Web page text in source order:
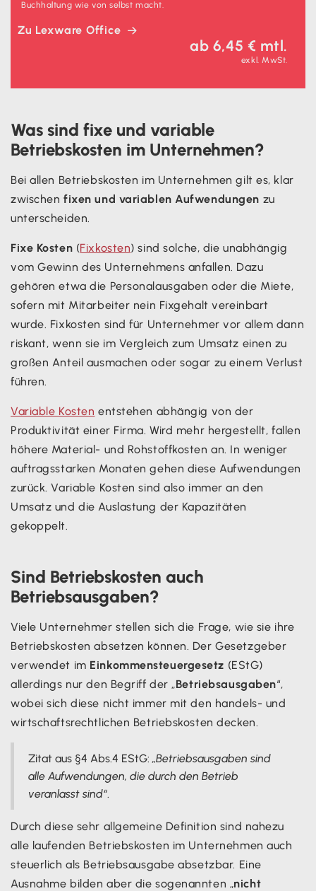
Buchhaltung wie von selbst macht.
Zu Lexware Office
ab 6,45 € mtl.
exkl. MwSt.
Was sind fixe und variable
Betriebskosten im Unternehmen?
Bei allen Betriebskosten im Unternehmen gilt es, klar
zwischenfixen und variablen Aufwendungen zu
unterscheiden.
Fixe Kosten (Fixkosten) sind solche, die unabhängig
vom Gewinn des Unternehmens anfallen. Dazu
gehören etwa die Personalausgaben oder die Miete,
sofern mit Mitarbeiter nein Fixgehalt vereinbart
wurde. Fixkosten sind für Unternehmer vor allem dann
riskant, wenn sie im Vergleich zum Umsatz einen zu
großen Anteil ausmachen oder sogar zu einem Verlust
führen.
Variable Kosten entstehen abhängig von der
Produktivität einer Firma. Wird mehr hergestellt, fallen
höhere Material- und Rohstoffkosten an. In weniger
auftragsstarken Monaten gehen diese Aufwendungen
zurück. Variable Kosten sind also immer an den
Umsatz und die Auslastung der Kapazitäten
gekoppelt.
Sind Betriebskosten auch
Betriebsausgaben?
Viele Unternehmer stellen sich die Frage, wie sie ihre
Betriebskosten absetzen können. Der Gesetzgeber
verwendet im Einkommensteuergesetz (EStG)
allerdings nur den Begriff der „Betriebsausgaben“,
wobei sich diese nicht immer mit den handels- und
wirtschaftsrechtlichen Betriebskosten decken.
Zitat aus §4 Abs.4 EStG: „Betriebsausgaben sind
alle Aufwendungen, die durch den Betrieb
veranlasst sind“.
Durch diese sehr allgemeine Definition sind nahezu
alle laufenden Betriebskosten im Unternehmen auch
steuerlich als Betriebsausgabe absetzbar. Eine
Ausnahme bilden aber die sogenannten „nicht